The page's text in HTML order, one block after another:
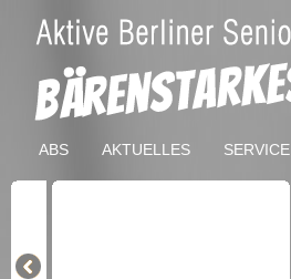
ABS AKTUELLES SERVICE